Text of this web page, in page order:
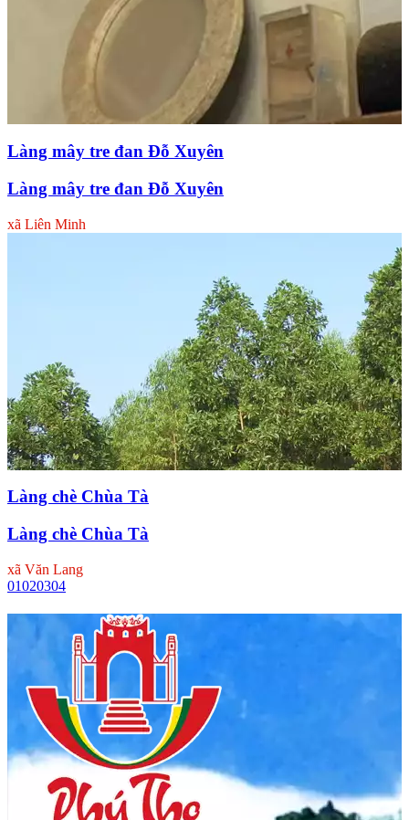
Làng mây tre đan Đỗ Xuyên
Làng mây tre đan Đỗ Xuyên
xã Liên Minh
Làng chè Chùa Tà
Làng chè Chùa Tà
xã Văn Lang
01020304